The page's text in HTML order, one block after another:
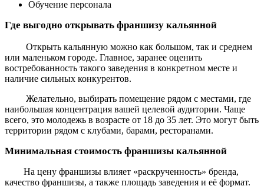
Обучение персонала
Где выгодно открывать франшизу кальянной
Открыть кальянную можно как большом, так и среднем
или маленьком городе. Главное, заранее оценить
востребованность такого заведения в конкретном месте и
наличие сильных конкурентов.
Желательно, выбирать помещение рядом с местами, где
наибольшая концентрация вашей целевой аудитории. Чаще
всего, это молодежь в возрасте от 18 до 35 лет. Это могут быть
территории рядом с клубами, барами, ресторанами.
Минимальная стоимость франшизы кальянной
На цену франшизы влияет «раскрученность» бренда,
качество франшизы, а также площадь заведения и её формат.